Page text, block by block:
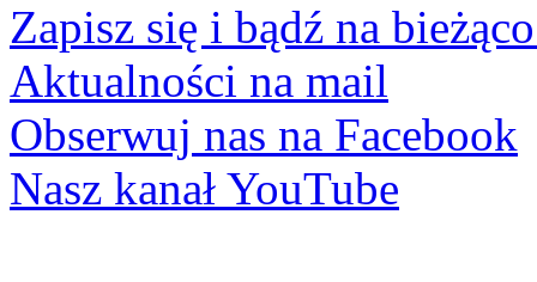
Zapisz się i bądź na
Aktualności na mail
Obserwuj nas na Facebook
Nasz kanał YouTube